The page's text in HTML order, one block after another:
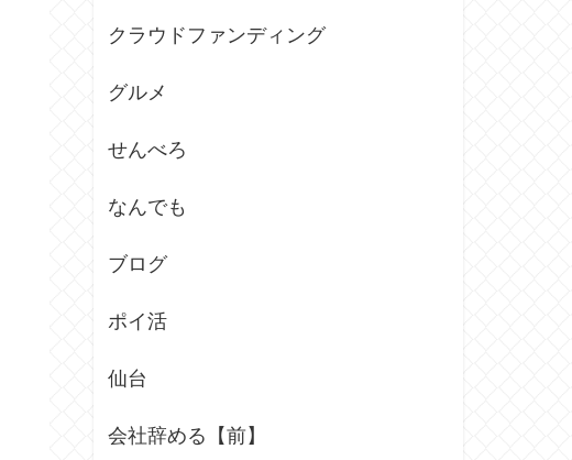
クラウドファンディング
グルメ
せんべろ
なんでも
ブログ
ポイ活
仙台
会社辞める【前】